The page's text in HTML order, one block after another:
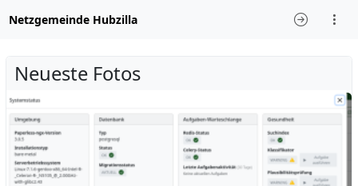
Netzgemeinde Hubzilla
Neueste Fotos